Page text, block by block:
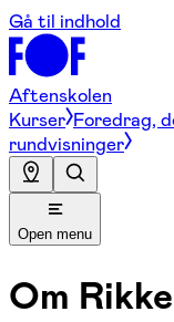
Gå til indhold
Aftenskolen
Kurser Foredrag,
rundvisninger
Open menu
Om